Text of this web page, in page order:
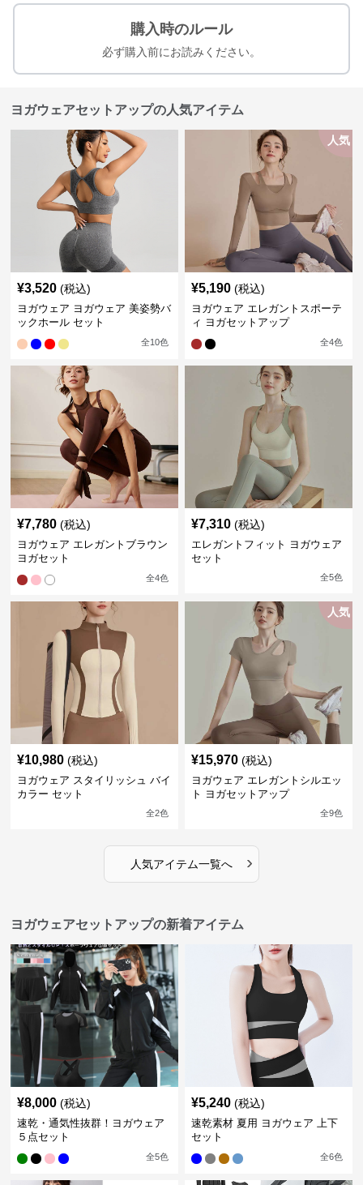
購入時のルール
必ず購入前にお読みください。
ヨガウェアセットアップの人気アイテム
¥3,520 (税込)
ヨガウェア ヨガウェア 美姿勢バ
ックホール セット
全10色
人気
¥5,190 (税込)
ヨガウェア エレガントスポーテ
ィ ヨガセットアップ
全4色
¥7,780 (税込)
ヨガウェア エレガントブラウン
ヨガセット
全4色
¥7,310 (税込)
エレガントフィット ヨガウェア
セット
全5色
¥10,980 (税込)
ヨガウェア スタイリッシュ バイ
カラー セット
全2色
人気
¥15,970 (税込)
ヨガウェア エレガントシルエッ
ト ヨガセットアップ
全9色
人気アイテム一覧へ ›
ヨガウェアセットアップの新着アイテム
¥8,000 (税込)
速乾・通気性抜群！ヨガウェア
５点セット
全5色
¥5,240 (税込)
速乾素材 夏用 ヨガウェア 上下
セット
全6色